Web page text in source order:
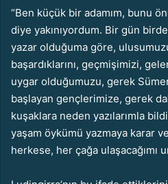
“Ben küçük bir adamım, bunu
diye yakınıyordum. Bir gün
yazar olduğuma göre,
başardıklarını, geçmişimizi,
uygar olduğumuzu, gerek
başlayan gençlerimize, gerek
kuşaklara neden yazılarımla
yaşam öykümü yazmaya karar
herkese, her çağa ulaşacağımı